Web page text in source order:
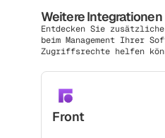
Weitere Integrationen
Entdecken Sie
beim Management Ihrer
Zugriffsrechte helfen
Front